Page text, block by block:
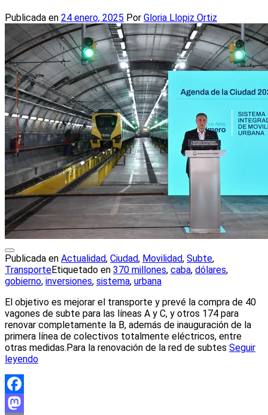
Publicada en 24 enero, 2025 Por Gloria Llopiz Ortiz
Publicada en Actualidad, Ciudad, Movilidad, Subte,
TransporteEtiquetado en 370 millones, caba, dólares,
gobierno, inversiones, sistema, urbana
El objetivo es mejorar el transporte y prevé la compra de 40
vagones de subte para las líneas A y C, y otros 174 para
renovar completamente la B, además de inauguración de la
primera línea de colectivos totalmente eléctricos, entre
otras medidas.Para la renovación de la red de subtes Seguir
leyendo
Facebook